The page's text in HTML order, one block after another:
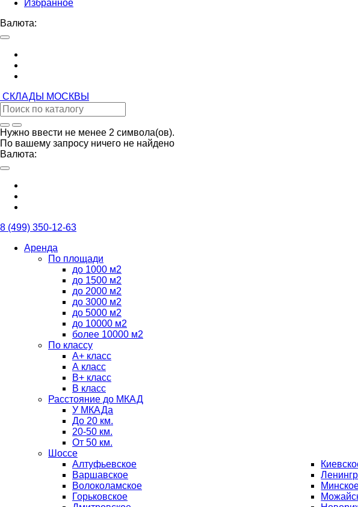
Избранное
Валюта:
СКЛАДЫ МОСКВЫ
Нужно ввести не менее 2 символа(ов).
По вашему запросу ничего не найдено
Валюта:
8 (499) 350-12-63
Аренда
По площади
до 1000 м2
до 1500 м2
до 2000 м2
до 3000 м2
до 5000 м2
до 10000 м2
более 10000 м2
По классу
А+ класс
А класс
B+ класс
В класс
Расстояние до МКАД
У МКАДа
До 20 км.
20-50 км.
От 50 км.
Шоссе
Алтуфьевское
Варшавское
Волоколамское
Горьковское